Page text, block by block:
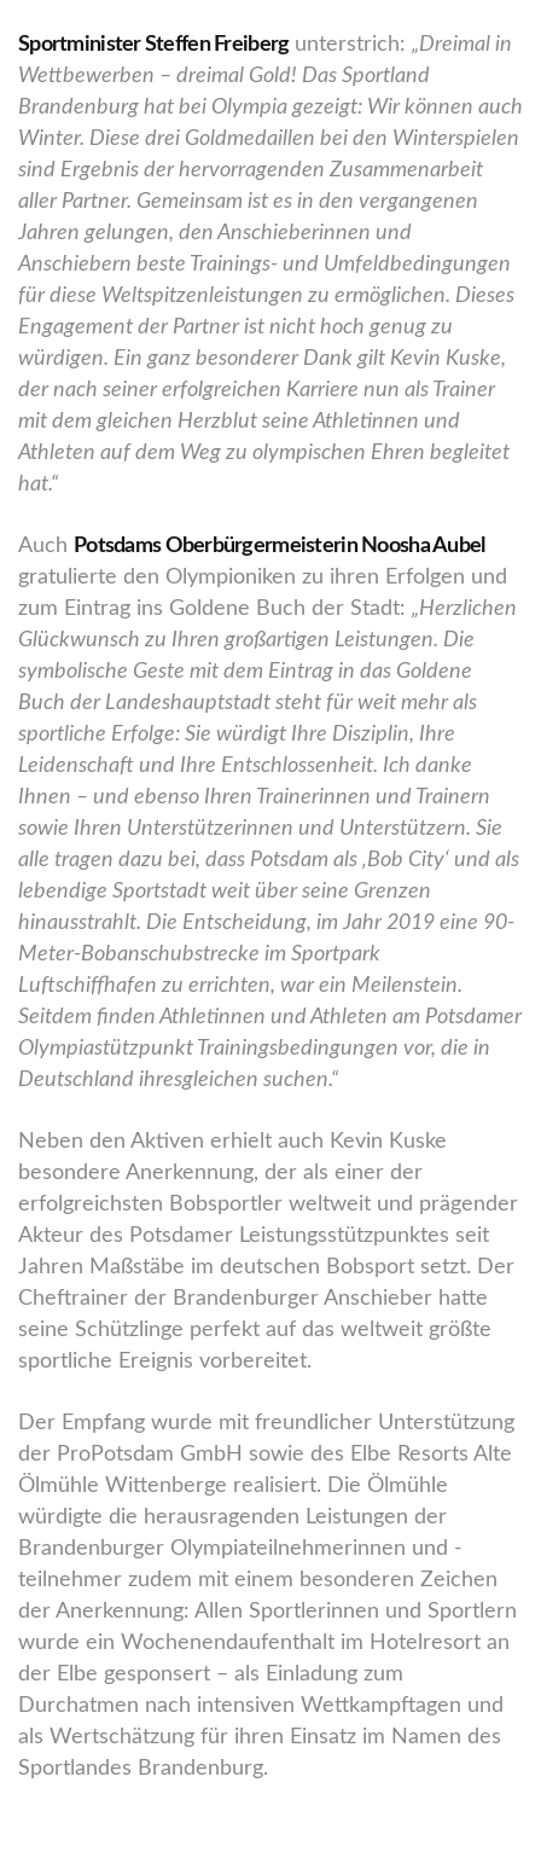
Sportminister Steffen Freibergunterstrich:„Dreimal in
Wettbewerben – dreimal Gold! Das Sportland
Brandenburg hat bei Olympia gezeigt: Wir können auch
Winter. Diese drei Goldmedaillen bei den Winterspielen
sind Ergebnis der hervorragenden Zusammenarbeit
aller Partner. Gemeinsam ist es in den vergangenen
Jahren gelungen, den Anschieberinnen und
Anschiebern beste Trainings- und Umfeldbedingungen
für diese Weltspitzenleistungen zu ermöglichen. Dieses
Engagement der Partner ist nicht hoch genug zu
würdigen. Ein ganz besonderer Dank gilt Kevin Kuske,
der nach seiner erfolgreichen Karriere nun als Trainer
mit dem gleichen Herzblut seine Athletinnen und
Athleten auf dem Weg zu olympischen Ehren begleitet
hat.“
Auch Potsdams Oberbürgermeisterin Noosha Aubel
gratulierte den Olympioniken zu ihren Erfolgen und
zum Eintrag ins Goldene Buch der Stadt: „Herzlichen
Glückwunsch zu Ihren großartigen Leistungen. Die
symbolische Geste mit dem Eintrag in das Goldene
Buch der Landeshauptstadt steht für weit mehr als
sportliche Erfolge: Sie würdigt Ihre Disziplin, Ihre
Leidenschaft und Ihre Entschlossenheit. Ich danke
Ihnen – und ebenso Ihren Trainerinnen und Trainern
sowie Ihren Unterstützerinnen und Unterstützern. Sie
alle tragen dazu bei, dass Potsdam als ‚Bob City‘ und als
lebendige Sportstadt weit über seine Grenzen
hinausstrahlt. Die Entscheidung, im Jahr 2019 eine 90-
Meter-Bobanschubstrecke im Sportpark
Luftschiffhafen zu errichten, war ein Meilenstein.
Seitdem finden Athletinnen und Athleten am Potsdamer
Olympiastützpunkt Trainingsbedingungen vor, die in
Deutschland ihresgleichen suchen.“
Neben den Aktiven erhielt auch Kevin Kuske
besondere Anerkennung, der als einer der
erfolgreichsten Bobsportler weltweit und prägender
Akteur des Potsdamer Leistungsstützpunktes seit
Jahren Maßstäbe im deutschen Bobsport setzt. Der
Cheftrainer der Brandenburger Anschieber hatte
seine Schützlinge perfekt auf das weltweit größte
sportliche Ereignis vorbereitet.
Der Empfang wurde mit freundlicher Unterstützung
der ProPotsdam GmbH sowie des Elbe Resorts Alte
Ölmühle Wittenberge realisiert. Die Ölmühle
würdigte die herausragenden Leistungen der
Brandenburger Olympiateilnehmerinnen und -
teilnehmer zudem mit einem besonderen Zeichen
der Anerkennung: Allen Sportlerinnen und Sportlern
wurde ein Wochenendaufenthalt im Hotelresort an
der Elbe gesponsert – als Einladung zum
Durchatmen nach intensiven Wettkampftagen und
als Wertschätzung für ihren Einsatz im Namen des
Sportlandes Brandenburg.